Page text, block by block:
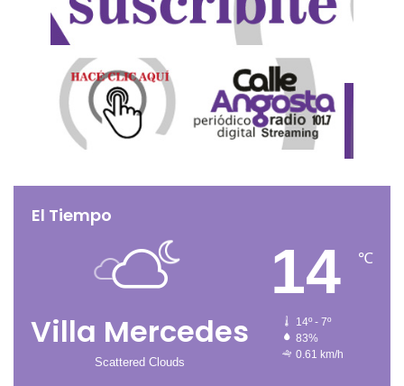
El Tiempo
Villa Mercedes
Scattered Clouds
14 ℃
14º - 7º
83%
0.61 km/h